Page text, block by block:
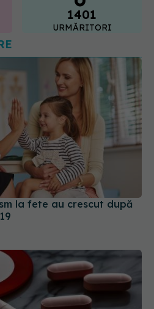
la fete au crescut după